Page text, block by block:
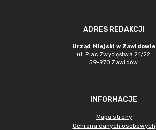
ADRES REDAKCJI
Urząd Miejski w Zawidowie
ul. Plac Zwycięstwa 21/22
59-970 Zawidów
INFORMACJE
Mapa strony
Ochrona danych osobowych